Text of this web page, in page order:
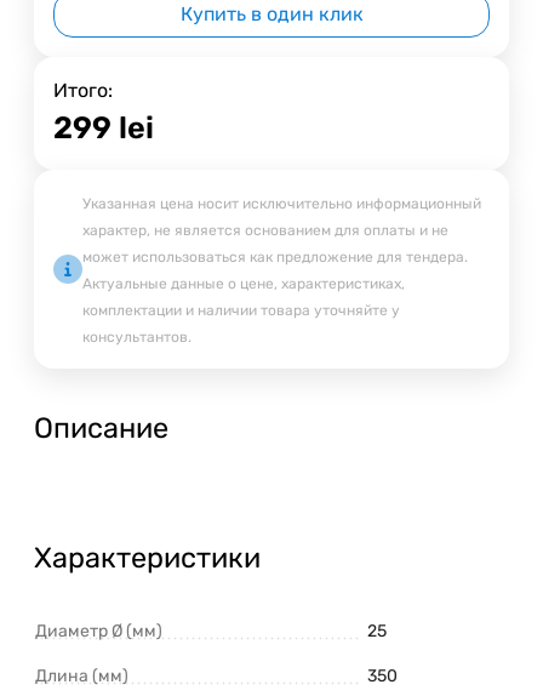
Купить в один клик
Итого:
299 lei
Указанная цена носит исключительно информационный
характер, не является основанием для оплаты и не
может использоваться как предложение для тендера.
Актуальные данные о цене, характеристиках,
комплектации и наличии товара уточняйте у
консультантов.
Описание
Характеристики
Диаметр Ø (мм) 25
Длина (мм) 350